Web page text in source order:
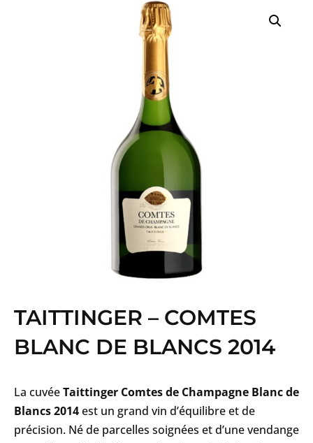
TAITTINGER – COMTES
BLANC DE BLANCS 2014
La cuvéeTaittinger Comtes de Champagne Blanc de
Blancs 2014est un grand vin d’équilibre et de
précision. Né de parcelles soignées et d’une vendange